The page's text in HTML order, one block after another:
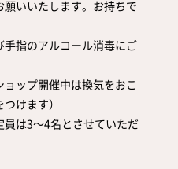
いいたします。お持ちで
指のアルコール消毒にご
ップ開催中は換気をおこ
けます）
は3～4名とさせていただ